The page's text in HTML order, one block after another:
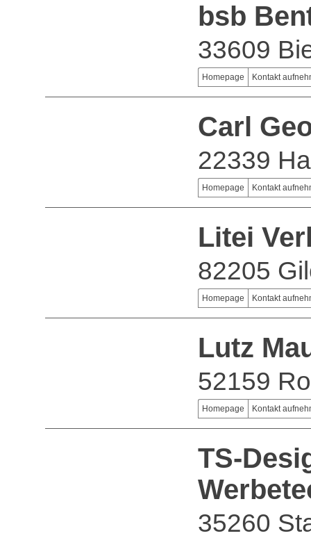
bsb
33609
Homepage Kontakt
Carl
22339
Homepage Kontakt
Litei
82205
Homepage Kontakt
Lutz
52159
Homepage Kontakt
TS-
35260